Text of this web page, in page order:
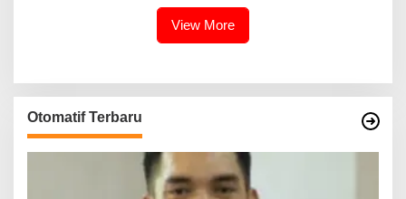
View More
Otomatif Terbaru